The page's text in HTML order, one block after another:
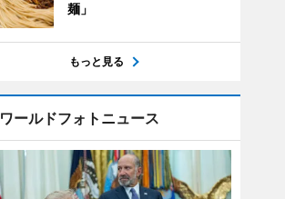
麺」
もっと見る
ワールドフォトニュース